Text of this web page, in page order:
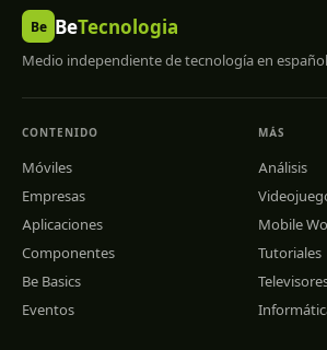
Be BeTecnologia
Medio independiente de tecnología en español
CONTENIDO
Móviles
Empresas
Aplicaciones
Componentes
Be Basics
Eventos
MÁS
Análisis
Mobile
Tutoriales